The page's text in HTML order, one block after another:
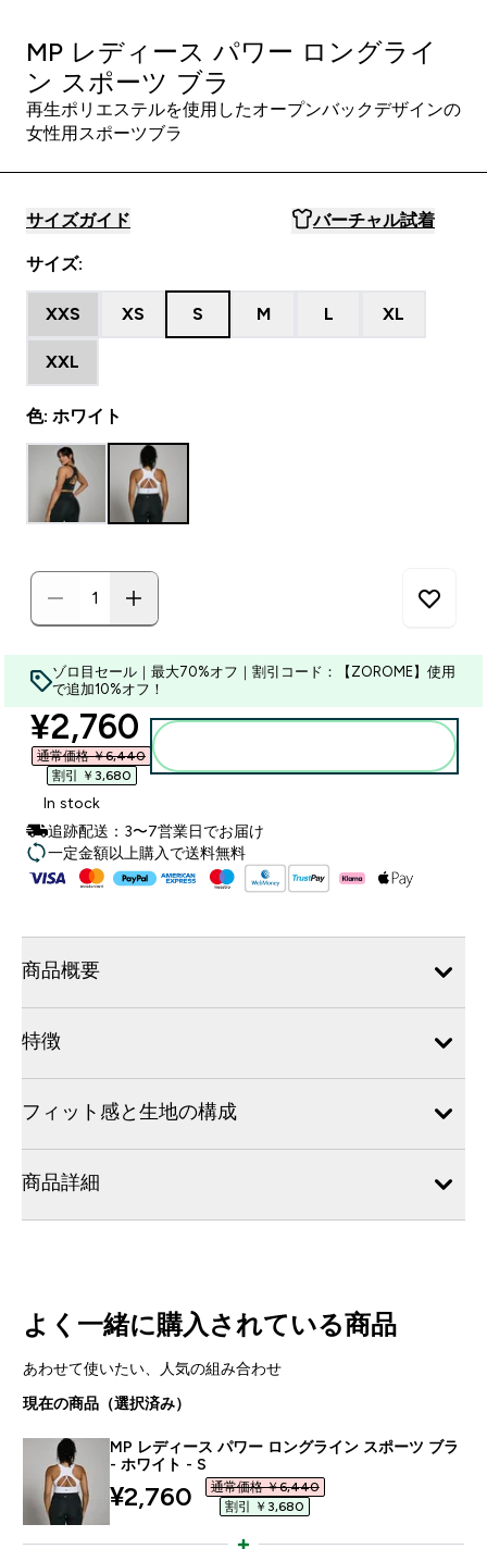
MP レディース パワー ロングライ
ン スポーツ ブラ
再生ポリエステルを使用したオープンバックデザインの
女性用スポーツブラ
サイズガイド バーチャル試着
サイズ:
XXS XS S M L XL
XXL
色: ホワイト
ゾロ目セール｜最大70%オフ｜割引コード：【ZOROME】使用
で追加10%オフ！
discounted price
¥2,760‎
通常価格 ￥6,440‎
割引 ￥3,680‎
In stock
追跡配送：3〜7営業日でお届け
一定金額以上購入で送料無料
商品概要
特徴
フィット感と生地の構成
商品詳細
よく一緒に購入されている商品
あわせて使いたい、人気の組み合わせ
現在の商品（選択済み）
MP レディース パワー ロングライン スポーツ ブラ
- ホワイト - S
discounted price
¥2,760‎
通常価格 ￥6,440‎
割引 ￥3,680‎